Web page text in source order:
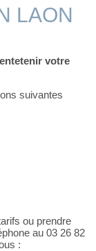
LAON
votre
suivantes
ou prendre
au 03 26 82
: